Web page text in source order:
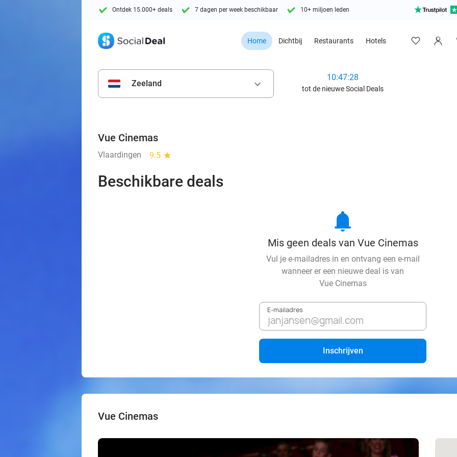
Ontdek 15.000+ deals 7 dagen per week beschikbaar 10+ miljoen leden
Home Dichtbij Restaurants Hotels
Zeeland keyboard_arrow_down
10:47:26
tot de nieuwe Social Deals
Vue Cinemas
Vlaardingen 9.5 star
Beschikbare deals
notifications
Mis geen deals van Vue Cinemas
Vul je e-mailadres in en ontvang een e-mail
wanneer er een nieuwe deal is van
Vue Cinemas
E-mailadres
Inschrijven
Vue Cinemas